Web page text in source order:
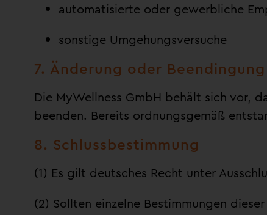
automatisierte oder gewerbliche
sonstige Umgehungsversuche
7. Änderung oder
Die MyWellness GmbH behält sich vor,
beenden. Bereits ordnungsgemäß
8. Schlussbestimmung
(1) Es gilt deutsches Recht unter
(2) Sollten einzelne Bestimmungen